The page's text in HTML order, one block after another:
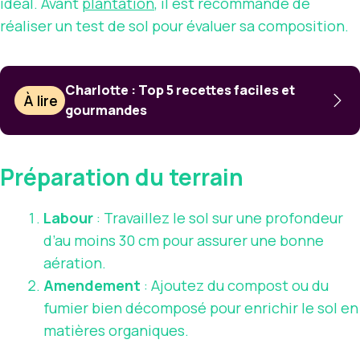
réaliser un test de sol pour évaluer sa composition.
À lire
Charlotte : Top 5 recettes faciles et
gourmandes
Préparation du terrain
Labour : Travaillez le sol sur une profondeur
d’au moins 30 cm pour assurer une bonne
aération.
Amendement : Ajoutez du compost ou du
fumier bien décomposé pour enrichir le sol en
matières organiques.